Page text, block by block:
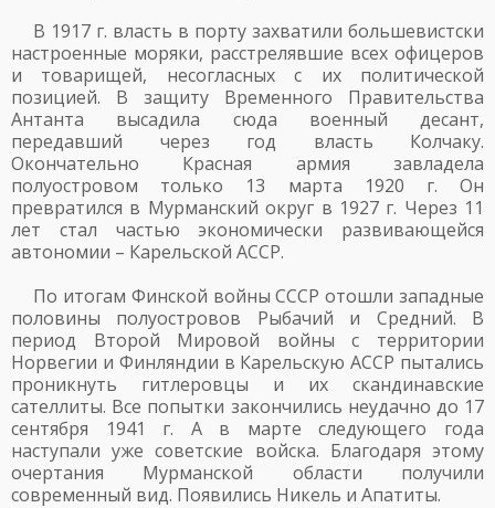
В 1917 г. власть в порту захватили большевистски
настроенные моряки, расстрелявшие всех офицеров
и товарищей, несогласных с их политической
позицией. В защиту Временного Правительства
Антанта высадила сюда военный десант,
передавший через год власть Колчаку.
Окончательно Красная армия завладела
полуостровом только 13 марта 1920 г. Он
превратился в Мурманский округ в 1927 г. Через 11
лет стал частью экономически развивающейся
автономии – Карельской АССР.
По итогам Финской войны СССР отошли западные
половины полуостровов Рыбачий и Средний. В
период Второй Мировой войны с территории
Норвегии и Финляндии в Карельскую АССР пытались
проникнуть гитлеровцы и их скандинавские
сателлиты. Все попытки закончились неудачно до 17
сентября 1941 г. А в марте следующего года
наступали уже советские войска. Благодаря этому
очертания Мурманской области получили
современный вид. Появились Никель и Апатиты.